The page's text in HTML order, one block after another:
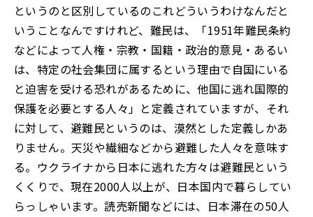
というのと区別しているのこれどういうわけなんだと
いうことなんですけれど、難民は、「1951年難民条約
などによって人権・宗教・国籍・政治的意見・あるい
は、特定の社会集団に属するという理由で自国にいる
と迫害を受ける恐れがあるために、他国に逃れ国際的
保護を必要とする人々」と定義されていますが、それ
に対して、避難民というのは、漠然とした定義しかあ
りません。天災や繊細などから避難した人々を意味す
る。ウクライナから日本に逃れた方々は避難民という
くくりで、現在2000人以上が、日本国内で暮らしてい
らっしゃいます。読売新聞などには、日本滞在の50人